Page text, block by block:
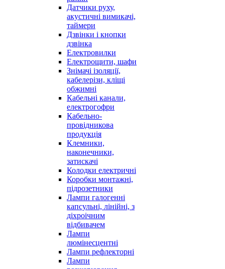
Датчики руху,
акустичні вимикачі,
таймери
Дзвінки і кнопки
дзвінка
Електровилки
Електрощити, шафи
Знімачі ізоляції,
кабелерізи, кліщі
обжимні
Кабельні канали,
електрогофри
Кабельно-
провідникова
продукція
Клемники,
наконечники,
затискачі
Колодки електричні
Коробки монтажні,
підрозетники
Лампи галогенні
капсульні, лінійні, з
діхроічним
відбивачем
Лампи
люмінесцентні
Лампи рефлекторні
Лампи